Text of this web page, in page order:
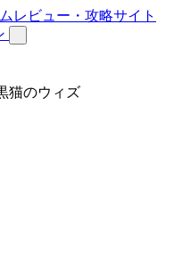
猫のウィズ